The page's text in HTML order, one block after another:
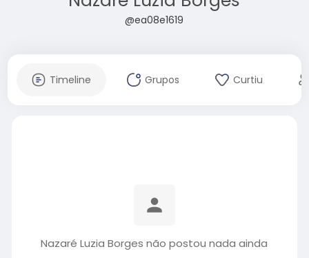
@ea08e1619
Timeline Grupos Curtiu
Nazaré Luzia Borges não postou nada ainda